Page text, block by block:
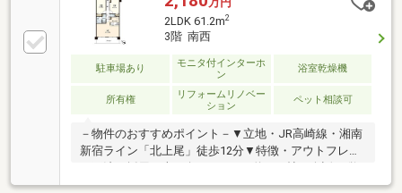
2LDK 61.2m2
3階 南西
駐車場あり
モニタ付インターホ
ン
浴室乾燥機
所有権
リフォームリノベー
ション
ペット相談可
－物件のおすすめポイント－▼立地・JR高崎線・湘南
新宿ライン「北上尾」徒歩12分▼特徴・アウトフレー
ム工法を採用・南西向きのLDKは約16.3帖・会話が弾
む対面式キッチン・ペット飼育可能(規約制限有)▼設